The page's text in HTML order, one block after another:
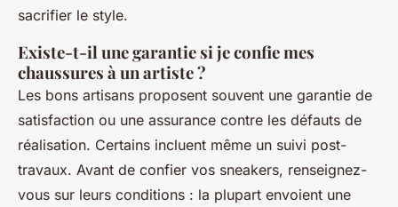
sacrifier le style.
Existe-t-il une garantie si je confie mes
chaussures à un artiste ?
Les bons artisans proposent souvent une garantie de
satisfaction ou une assurance contre les défauts de
réalisation. Certains incluent même un suivi post-
travaux. Avant de confier vos sneakers, renseignez-
vous sur leurs conditions : la plupart envoient une